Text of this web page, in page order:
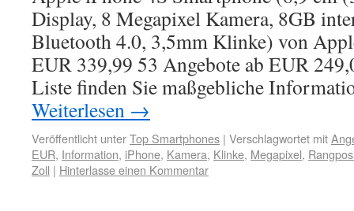
Display, 8 Megapixel Kamera, 8GB
Bluetooth 4.0, 3,5mm Klinke) von
EUR 339,99 53 Angebote ab EUR
Liste finden Sie maßgebliche
Weiterlesen →
Veröffentlicht unterTop Smartphones | Verschlagwortet mit
EUR, Information, iPhone, Kamera, Klinke, Megapixel,
Zoll | Hinterlasse einen Kommentar